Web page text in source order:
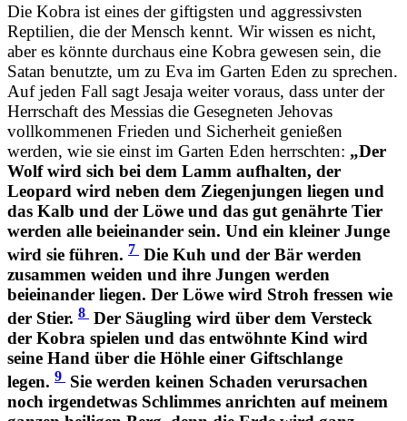
Die Kobra ist eines der giftigsten und aggressivsten
Reptilien, die der Mensch kennt. Wir wissen es nicht,
aber es könnte durchaus eine Kobra gewesen sein, die
Satan benutzte, um zu Eva im Garten Eden zu sprechen.
Auf jeden Fall sagt Jesaja weiter voraus, dass unter der
Herrschaft des Messias die Gesegneten Jehovas
vollkommenen Frieden und Sicherheit genießen
werden, wie sie einst im Garten Eden herrschten: „Der
Wolf wird sich bei dem Lamm aufhalten, der
Leopard wird neben dem Ziegenjungen liegen und
das Kalb und der Löwe und das gut genährte Tier
werden alle beieinander sein. Und ein kleiner Junge
wird sie führen. 7 Die Kuh und der Bär werden
zusammen weiden und ihre Jungen werden
beieinander liegen. Der Löwe wird Stroh fressen wie
der Stier. 8 Der Säugling wird über dem Versteck
der Kobra spielen und das entwöhnte Kind wird
seine Hand über die Höhle einer Giftschlange
legen. 9 Sie werden keinen Schaden verursachen
noch irgendetwas Schlimmes anrichten auf meinem